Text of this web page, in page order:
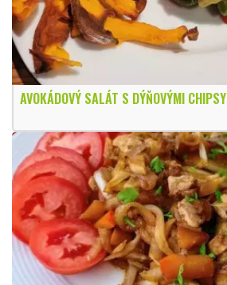
AVOKÁDOVÝ SALÁT S DÝŇOVÝMI CHIPSY